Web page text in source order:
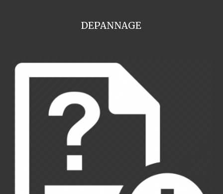
DEPANNAGE